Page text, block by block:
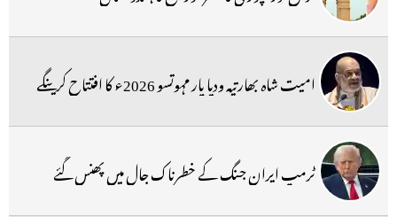
امیت شاہ بھارتیہ ودیا پار مہوتسو 2026ء کا افتتاح کرینگے
ٹرمپ ایران جنگ کے خطرناک جال میں پھنس گئے